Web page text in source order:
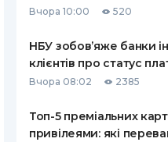
СТРАХУВАННЮ
ВСІ СТРАХОВІ ПОЛІСИ
ВІДГУКИ ПРО СТРАХОВІ
Вчора 10:00 520
НБУ зобов’яже банки
клієнтів про статус
Вчора 08:02 2385
Топ-5 преміальних
привілеями: які